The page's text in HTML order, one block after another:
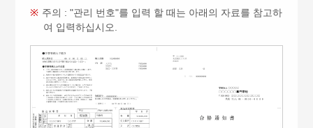
주의 : "관리 번호"를 입력 할 때는 아래의 자료를 참고하
여 입력하십시오.